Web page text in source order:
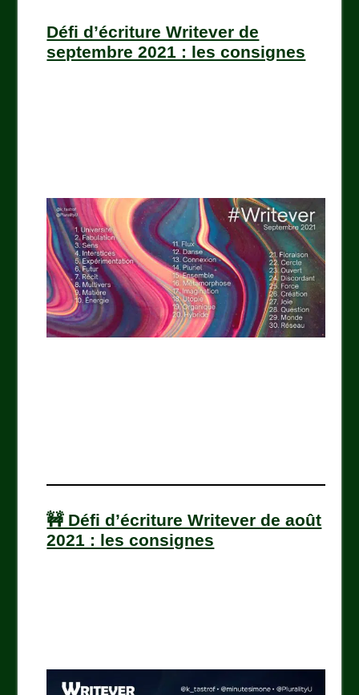
Défi d’écriture Writever de
septembre 2021 : les consignes
🚧 Défi d’écriture Writever de août
2021 : les consignes